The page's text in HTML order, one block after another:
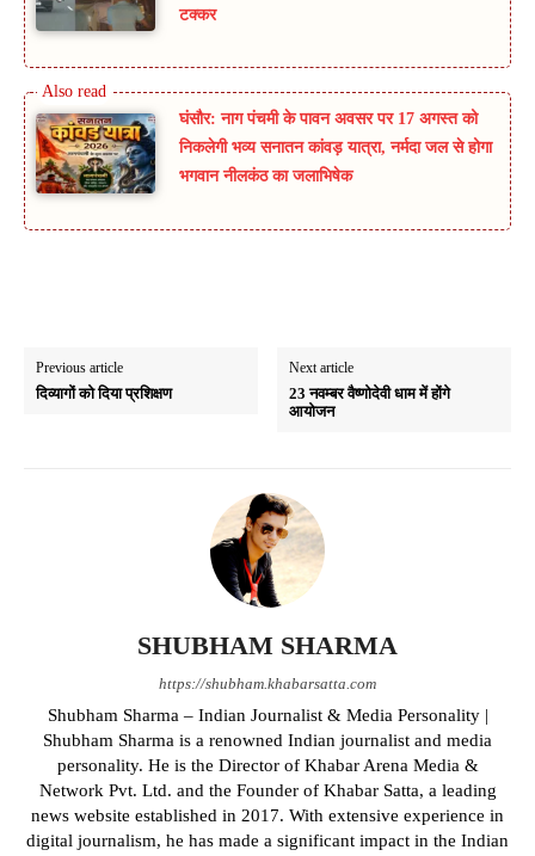
टक्कर
घंसौर: नाग पंचमी के पावन अवसर पर 17 अगस्त को
निकलेगी भव्य सनातन कांवड़ यात्रा, नर्मदा जल से होगा
भगवान नीलकंठ का जलाभिषेक
Previous article
दिव्यागों को दिया प्रशिक्षण
Next article
23 नवम्बर वैष्णोदेवी धाम में होंगे
आयोजन
SHUBHAM SHARMA
https://shubham.khabarsatta.com
Shubham Sharma – Indian Journalist & Media Personality |
Shubham Sharma is a renowned Indian journalist and media
personality. He is the Director of Khabar Arena Media &
Network Pvt. Ltd. and the Founder of Khabar Satta, a leading
news website established in 2017. With extensive experience in
digital journalism, he has made a significant impact in the Indian